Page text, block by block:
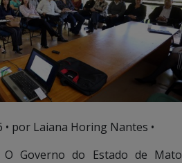
• por Laiana Horing Nantes •
O Governo do Estado de Mato